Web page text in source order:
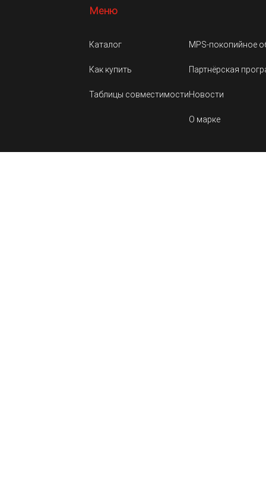
Меню
Каталог
Как купить
Таблицы совместимости
MPS-покопийное
Партнёрская
Новости
О марке